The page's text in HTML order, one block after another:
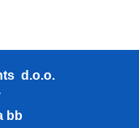
d.o.o.
bb